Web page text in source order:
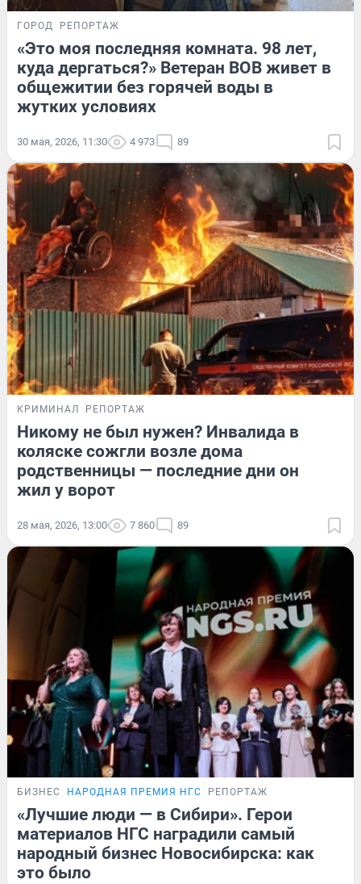
ГОРОД РЕПОРТАЖ
«Это моя последняя комната. 98 лет,
куда дергаться?» Ветеран ВОВ живет в
общежитии без горячей воды в
жутких условиях
30 мая, 2026, 11:30 4 973 89
КРИМИНАЛ РЕПОРТАЖ
Никому не был нужен? Инвалида в
коляске сожгли возле дома
родственницы — последние дни он
жил у ворот
28 мая, 2026, 13:00 7 860 89
БИЗНЕС НАРОДНАЯ ПРЕМИЯ НГС РЕПОРТАЖ
«Лучшие люди — в Сибири». Герои
материалов НГС наградили самый
народный бизнес Новосибирска: как
это было